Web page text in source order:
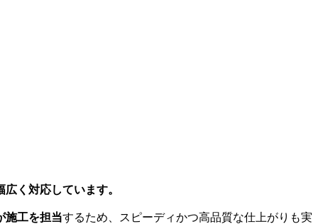
く対応しています。
施工を担当するため、スピーディかつ高品質な仕上がりも実